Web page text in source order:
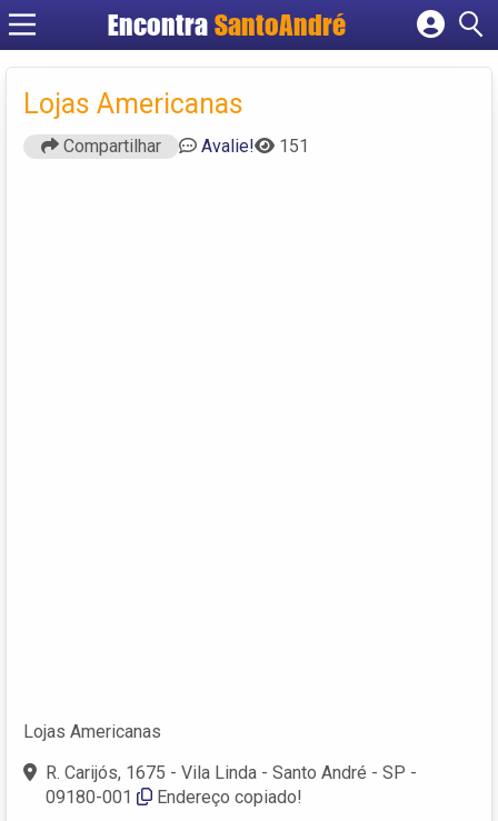
Encontra SantoAndré
Cadastrar empresa
Criar conta
Lojas Americanas
Compartilhar Avalie! 151
Lojas Americanas
R. Carijós, 1675 - Vila Linda - Santo André - SP -
09180-001
Endereço copiado!